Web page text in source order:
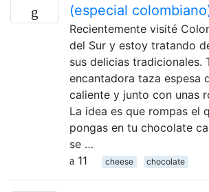
(especial
Recientemente visité
del Sur y estoy tratando
sus delicias tradicionales.
encantadora taza espesa
caliente y junto con unas
La idea es que rompas el
pongas en tu chocolate
se …
11
cheese chocolate